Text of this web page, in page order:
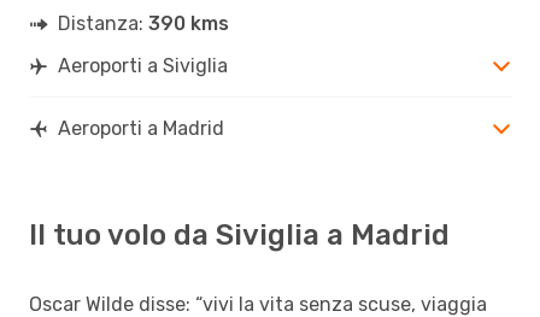
Distanza: 390 kms
Aeroporti a Siviglia
Aeroporti a Madrid
Il tuo volo da Siviglia a Madrid
Oscar Wilde disse: “vivi la vita senza scuse, viaggia